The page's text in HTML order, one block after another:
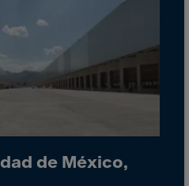
de México,